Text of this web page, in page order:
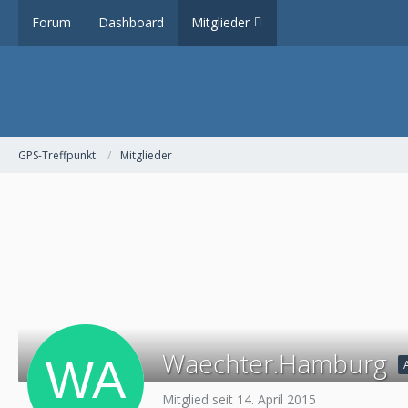
Forum Dashboard Mitglieder
GPS-Treffpunkt Mitglieder
Waechter.Hamburg
Mitglied seit 14. April 2015